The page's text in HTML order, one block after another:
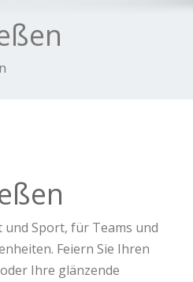
und Sport, für Teams und
Feiern Sie Ihren
Ihre glänzende